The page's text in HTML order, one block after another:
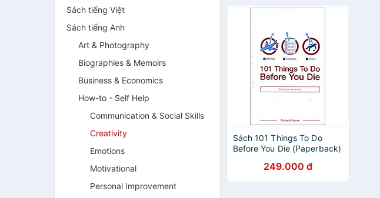
Sách tiếng Việt
Sách tiếng Anh
Art & Photography
Biographies & Memoirs
Business & Economics
How-to - Self Help
Communication & Social Skills
Creativity
Emotions
Motivational
Personal Improvement
Sách 101 Things To Do
Before You Die (Paperback)
249.000 đ